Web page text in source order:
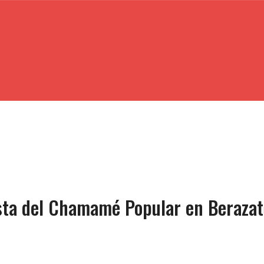
del Chamamé Popular en